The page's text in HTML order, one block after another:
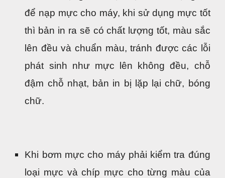
để nạp mực cho máy, khi sử dụng mực tốt
thì bản in ra sẽ có chất lượng tốt, màu sắc
lên đều và chuẩn màu, tránh được các lỗi
phát sinh như mực lên không đều, chỗ
đậm chỗ nhạt, bản in bị lặp lại chữ, bóng
chữ.
Khi bơm mực cho máy phải kiểm tra đúng
loại mực và chíp mực cho từng màu của